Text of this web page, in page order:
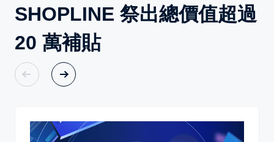
SHOPLINE 祭出總價值超過
20 萬補貼